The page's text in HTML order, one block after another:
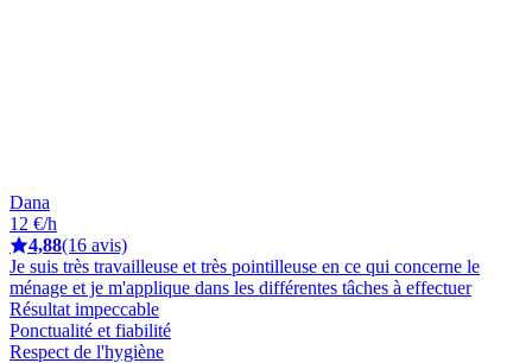
Dana
12 €/h
4,88(16 avis)
Je suis très travailleuse et très pointilleuse en ce qui concerne le
ménage et je m'applique dans les différentes tâches à effectuer
Résultat impeccable
Ponctualité et fiabilité
Respect de l'hygiène